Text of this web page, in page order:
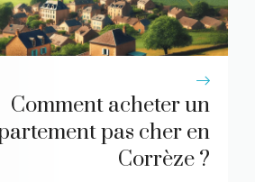
Comment acheter un
pas cher en
Corrèze ?